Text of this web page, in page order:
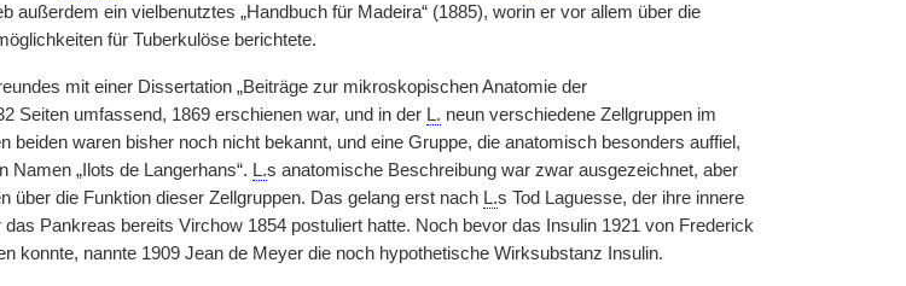
außerdem ein vielbenutztes „Handbuch für Madeira“ (1885), worin er vor allem über die
für Tuberkulöse berichtete.
mit einer Dissertation „Beiträge zur mikroskopischen Anatomie der
Seiten umfassend, 1869 erschienen war, und in der L. neun verschiedene Zellgruppen im
beiden waren bisher noch nicht bekannt, und eine Gruppe, die anatomisch besonders auffiel,
Namen „Ilots de Langerhans“. L.s anatomische Beschreibung war zwar ausgezeichnet, aber
über die Funktion dieser Zellgruppen. Das gelang erst nach L.s Tod Laguesse, der ihre innere
Pankreas bereits Virchow 1854 postuliert hatte. Noch bevor das Insulin 1921 von Frederick
konnte, nannte 1909 Jean de Meyer die noch hypothetische Wirksubstanz Insulin.